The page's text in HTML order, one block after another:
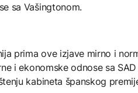
sa Vašingtonom.
prima ove izjave mirno i
i ekonomske odnose sa
kabineta španskog